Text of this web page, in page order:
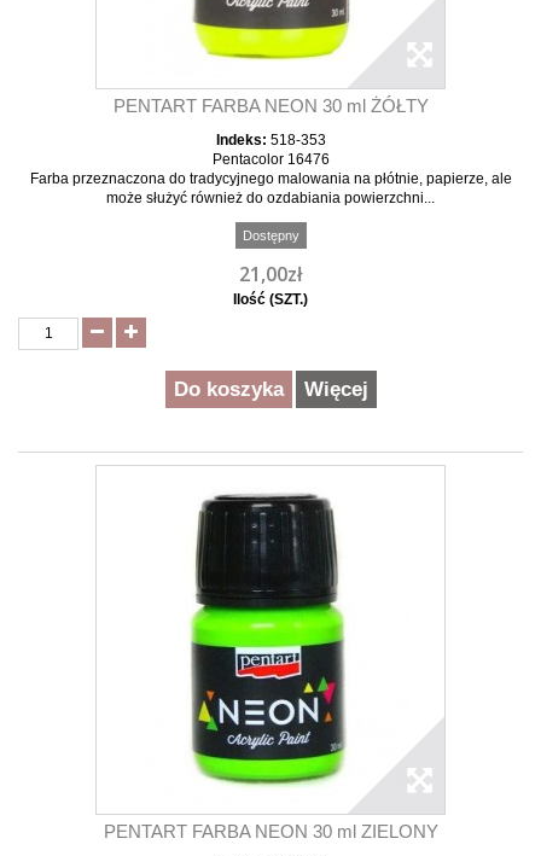
PENTART FARBA NEON 30 ml ŻÓŁTY
Indeks: 518-353
Pentacolor 16476
Farba przeznaczona do tradycyjnego malowania na płótnie, papierze, ale
może służyć również do ozdabiania powierzchni...
Dostępny
21,00zł
Ilość (SZT.)
Do koszyka Więcej
PENTART FARBA NEON 30 ml ZIELONY